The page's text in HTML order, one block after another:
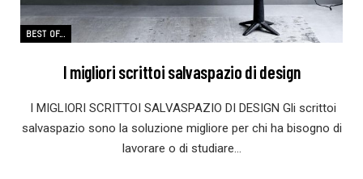
BEST OF...
I migliori scrittoi salvaspazio di design
I MIGLIORI SCRITTOI SALVASPAZIO DI DESIGN Gli scrittoi
salvaspazio sono la soluzione migliore per chi ha bisogno di
lavorare o di studiare…